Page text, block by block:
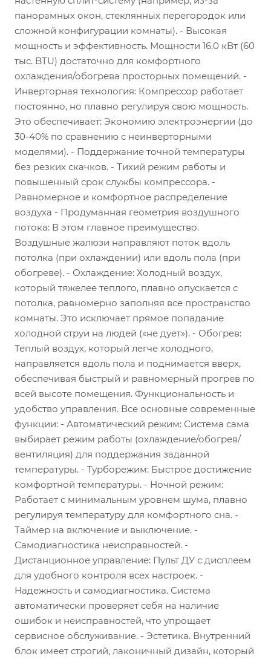
панорамных окон, стеклянных перегородок или
сложной конфигурации комнаты). - Высокая
мощность и эффективность. Мощности 16.0 кВт (60
тыс. BTU) достаточно для комфортного
охлаждения/обогрева просторных помещений. -
Инверторная технология: Компрессор работает
постоянно, но плавно регулируя свою мощность.
Это обеспечивает: Экономию электроэнергии (до
30-40% по сравнению с неинверторными
моделями). - Поддержание точной температуры
без резких скачков. - Тихий режим работы и
повышенный срок службы компрессора. -
Равномерное и комфортное распределение
воздуха - Продуманная геометрия воздушного
потока: В этом главное преимущество.
Воздушные жалюзи направляют поток вдоль
потолка (при охлаждении) или вдоль пола (при
обогреве). - Охлаждение: Холодный воздух,
который тяжелее теплого, плавно опускается с
потолка, равномерно заполняя все пространство
комнаты. Это исключает прямое попадание
холодной струи на людей («не дует»). - Обогрев:
Теплый воздух, который легче холодного,
направляется вдоль пола и поднимается вверх,
обеспечивая быстрый и равномерный прогрев по
всей высоте помещения. Функциональность и
удобство управления. Все основные современные
функции: - Автоматический режим: Система сама
выбирает режим работы (охлаждение/обогрев/
вентиляция) для поддержания заданной
температуры. - Турборежим: Быстрое достижение
комфортной температуры. - Ночной режим:
Работает с минимальным уровнем шума, плавно
регулируя температуру для комфортного сна. -
Таймер на включение и выключение. -
Самодиагностика неисправностей. -
Дистанционное управление: Пульт ДУ с дисплеем
для удобного контроля всех настроек. -
Надежность и самодиагностика. Система
автоматически проверяет себя на наличие
ошибок и неисправностей, что упрощает
сервисное обслуживание. - Эстетика. Внутренний
блок имеет строгий, лаконичный дизайн, который